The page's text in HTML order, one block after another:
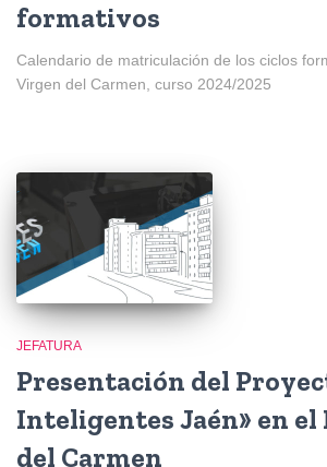
formativos
Calendario de matriculación de los ciclos
Virgen del Carmen, curso 2024/2025
JEFATURA
Presentación del
Inteligentes Jaén» en el
del Carmen